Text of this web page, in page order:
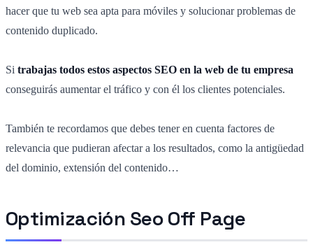
hacer que tu web sea apta para móviles y solucionar problemas de
contenido duplicado.
Si trabajas todos estos aspectos SEO en la web de tu empresa
conseguirás aumentar el tráfico y con él los clientes potenciales.
También te recordamos que debes tener en cuenta factores de
relevancia que pudieran afectar a los resultados, como la antigüedad
del dominio, extensión del contenido…
Optimización Seo Off Page